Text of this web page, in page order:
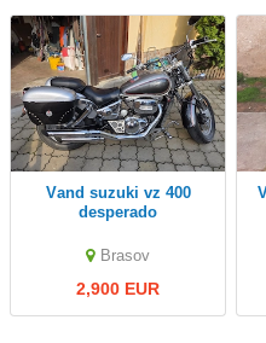
Vand suzuki vz 400
desperado
Brasov
2,900 EUR